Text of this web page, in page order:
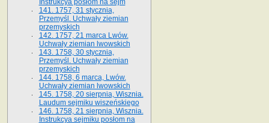
Instrukcya posłom na sejm
141. 1757, 31 stycznia,
Przemyśl. Uchwały ziemian
przemyskich
142. 1757, 21 marca Lwów.
Uchwały ziemian lwowskich
143. 1758, 30 stycznia,
Przemyśl. Uchwały ziemian
przemyskich
144. 1758, 6 marca, Lwów.
Uchwały ziemian lwowskich
145. 1758, 20 sierpnia, Wisznia.
Laudum sejmiku wiszeńskiego
146. 1758, 21 sierpnia, Wisznia.
Instrukcya sejmiku posłom na